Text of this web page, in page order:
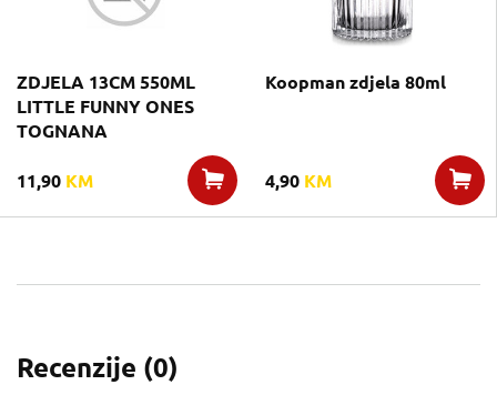
ZDJELA 13CM 550ML
LITTLE FUNNY ONES
TOGNANA
11,90 KM
Koopman zdjela 80ml
4,90 KM
Recenzije (0)